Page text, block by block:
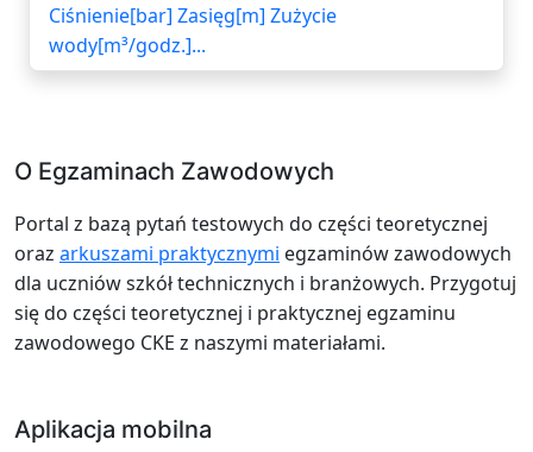
Ciśnienie[bar] Zasięg[m] Zużycie
wody[m³/godz.]...
O Egzaminach Zawodowych
Portal z bazą pytań testowych do części teoretycznej
oraz arkuszami praktycznymi egzaminów zawodowych
dla uczniów szkół technicznych i branżowych. Przygotuj
się do części teoretycznej i praktycznej egzaminu
zawodowego CKE z naszymi materiałami.
Aplikacja mobilna